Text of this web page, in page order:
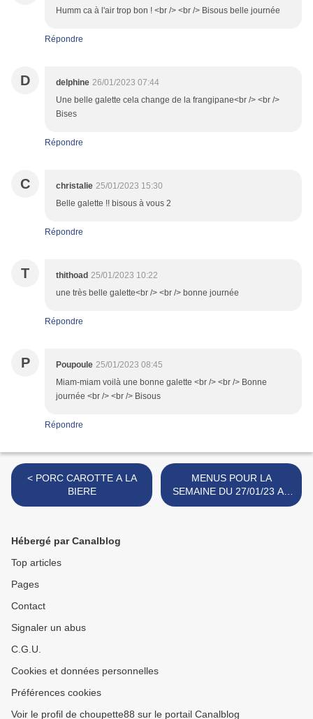
Humm ca à l'air trop bon ! <br /> <br /> Bisous belle journée
Répondre
D delphine 26/01/2023 07:44
Une belle galette cela change de la frangipane<br /> <br />
Bises
Répondre
C christalie 25/01/2023 15:30
Belle galette !! bisous à vous 2
Répondre
T thithoad 25/01/2023 10:22
une très belle galette<br /> <br /> bonne journée
Répondre
P Poupoule 25/01/2023 08:45
Miam-miam voilà une bonne galette <br /> <br /> Bonne
journée <br /> <br /> Bisous
Répondre
< PORC CAROTTE A LA
BIERE
MENUS POUR LA
SEMAINE DU 27/01/23 AU
02/02/23 >
Hébergé par Canalblog
Top articles
Pages
Contact
Signaler un abus
C.G.U.
Cookies et données personnelles
Préférences cookies
Voir le profil de choupette88 sur le portail Canalblog